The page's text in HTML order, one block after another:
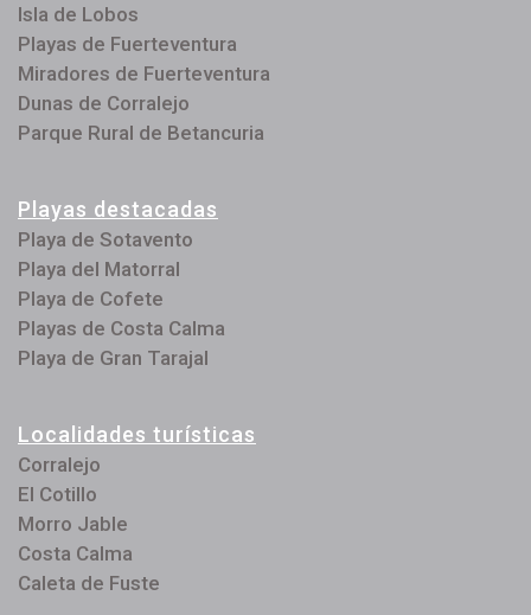
Isla de Lobos
Playas de Fuerteventura
Miradores de Fuerteventura
Dunas de Corralejo
Parque Rural de Betancuria
Playas destacadas
Playa de Sotavento
Playa del Matorral
Playa de Cofete
Playas de Costa Calma
Playa de Gran Tarajal
Localidades turísticas
Corralejo
El Cotillo
Morro Jable
Costa Calma
Caleta de Fuste